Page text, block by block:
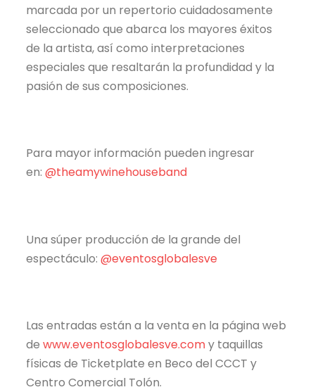
marcada por un repertorio cuidadosamente
seleccionado que abarca los mayores éxitos
de la artista, así como interpretaciones
especiales que resaltarán la profundidad y la
pasión de sus composiciones.
Para mayor información pueden ingresar
en:@theamywinehouseband
Una súper producción de la grande del
espectáculo:@eventosglobalesve
Las entradas están a la venta en la página web
dewww.eventosglobalesve.comy taquillas
físicas de Ticketplate en Beco del CCCT y
Centro Comercial Tolón.